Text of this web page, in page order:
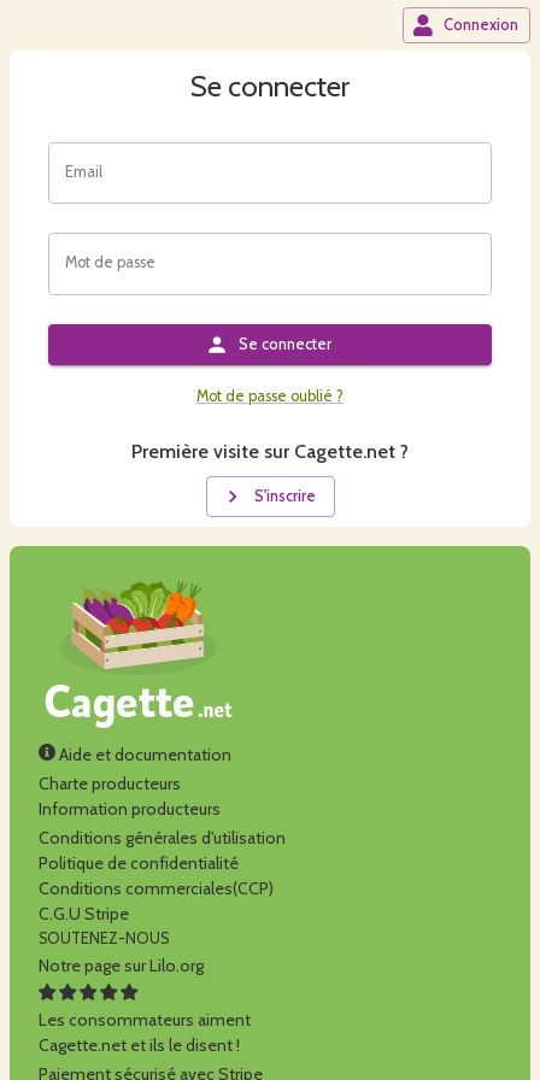
Connexion
Se connecter
Email
Mot de passe
Se connecter
Mot de passe oublié ?
Première visite sur Cagette.net ?
S'inscrire
Aide et documentation
Charte producteurs
Information producteurs
Conditions générales d'utilisation
Politique de confidentialité
Conditions commerciales(CCP)
C.G.U Stripe
SOUTENEZ-NOUS
Notre page sur Lilo.org
Les consommateurs aiment
Cagette.net et ils le disent !
Paiement sécurisé avec Stripe